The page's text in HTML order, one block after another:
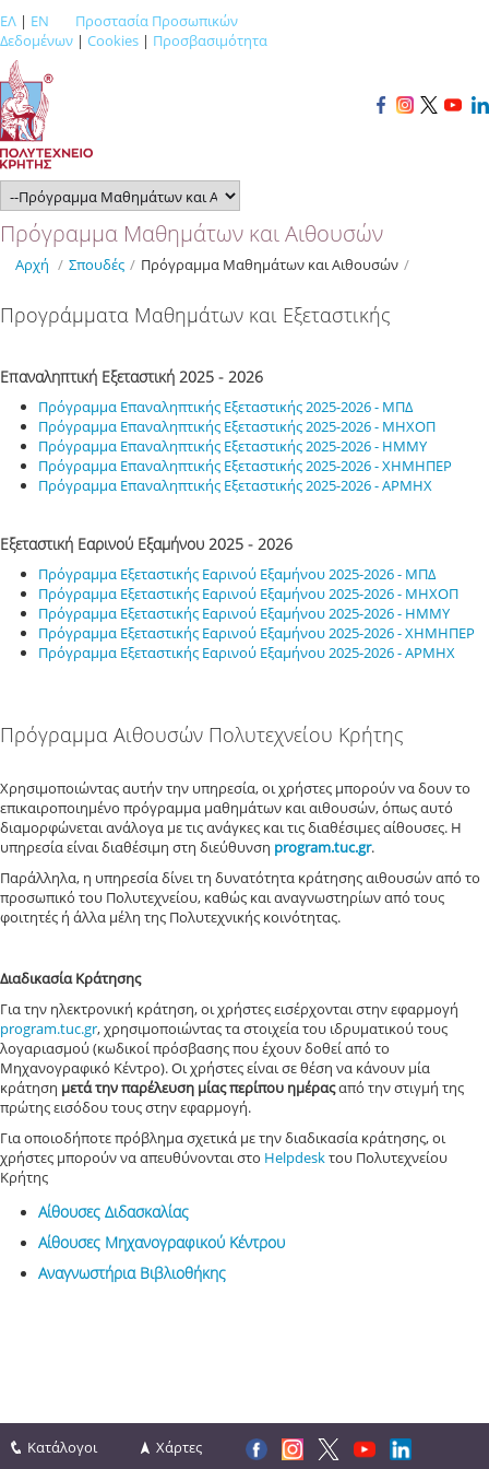
ΕΛ | EN
Προστασία Προσωπικών
Δεδομένων | Cookies | Προσβασιμότητα
Πρόγραμμα Μαθημάτων και Αιθουσών
Αρχή / Σπουδές / Πρόγραμμα Μαθημάτων και Αιθουσών /
Προγράμματα Μαθημάτων και Εξεταστικής
Επαναληπτική Εξεταστική 2025 - 2026
Πρόγραμμα Επαναληπτικής Εξεταστικής 2025-2026 - ΜΠΔ
Πρόγραμμα Επαναληπτικής Εξεταστικής 2025-2026 - ΜΗΧΟΠ
Πρόγραμμα Επαναληπτικής Εξεταστικής 2025-2026 - ΗΜΜΥ
Πρόγραμμα Επαναληπτικής Εξεταστικής 2025-2026 - ΧΗΜΗΠΕΡ
Πρόγραμμα Επαναληπτικής Εξεταστικής 2025-2026 - ΑΡΜΗΧ
Εξεταστική Εαρινού Εξαμήνου 2025 - 2026
Πρόγραμμα Εξεταστικής Εαρινού Εξαμήνου 2025-2026 - ΜΠΔ
Πρόγραμμα Εξεταστικής Εαρινού Εξαμήνου 2025-2026 - ΜΗΧΟΠ
Πρόγραμμα Εξεταστικής Εαρινού Εξαμήνου 2025-2026 - ΗΜΜΥ
Πρόγραμμα Εξεταστικής Εαρινού Εξαμήνου 2025-2026 - ΧΗΜΗΠΕΡ
Πρόγραμμα Εξεταστικής Εαρινού Εξαμήνου 2025-2026 - ΑΡΜΗΧ
Πρόγραμμα Αιθουσών Πολυτεχνείου Κρήτης
Χρησιμοποιώντας αυτήν την υπηρεσία, οι χρήστες μπορούν να δουν το
επικαιροποιημένο πρόγραμμα μαθημάτων και αιθουσών, όπως αυτό
διαμορφώνεται ανάλογα με τις ανάγκες και τις διαθέσιμες αίθουσες. Η
υπηρεσία είναι διαθέσιμη στη διεύθυνση program.tuc.gr.
Παράλληλα, η υπηρεσία δίνει τη δυνατότητα κράτησης αιθουσών από το
προσωπικό του Πολυτεχνείου, καθώς και αναγνωστηρίων από τους
φοιτητές ή άλλα μέλη της Πολυτεχνικής κοινότητας.
Διαδικασία Κράτησης
Για την ηλεκτρονική κράτηση, οι χρήστες εισέρχονται στην εφαρμογή
program.tuc.gr, χρησιμοποιώντας τα στοιχεία του ιδρυματικού τους
λογαριασμού (κωδικοί πρόσβασης που έχουν δοθεί από το
Μηχανογραφικό Κέντρο). Οι χρήστες είναι σε θέση να κάνουν μία
κράτηση μετά την παρέλευση μίας περίπου ημέραςαπό την στιγμή της
πρώτης εισόδου τους στην εφαρμογή.
Για οποιοδήποτε πρόβλημα σχετικά με την διαδικασία κράτησης, οι
χρήστες μπορούν να απευθύνονται στο Helpdeskτου Πολυτεχνείου
Κρήτης
Αίθουσες Διδασκαλίας
Αίθουσες Μηχανογραφικού Κέντρου
Αναγνωστήρια Βιβλιοθήκης
Κατάλογοι Χάρτες